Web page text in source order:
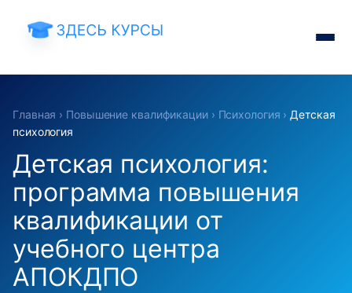
Главная › Повышение квалификации› Психология › Детская
психология
Детская психология:
программа повышения
квалификации от
учебного центра
АПОКДПО